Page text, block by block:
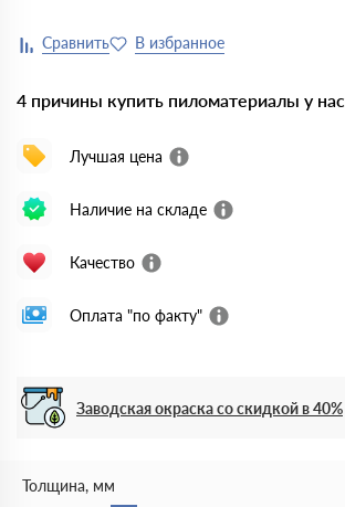
4 причины купить пиломатериалы у нас
Лучшая цена
Наличие на складе
Качество
Оплата "по факту"
Заводская окраска со скидкой в 40%
Толщина, мм